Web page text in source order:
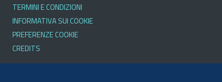
TERMINI E CONDIZIONI
INFORMATIVA SUI COOKIE
PREFERENZE COOKIE
CREDITS